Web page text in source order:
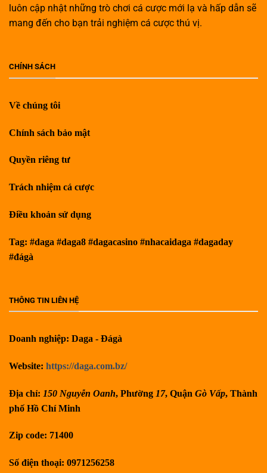
luôn cập nhật những trò chơi cá cược mới lạ và hấp dẫn sẽ
mang đến cho bạn trải nghiệm cá cược thú vị.
CHÍNH SÁCH
Về chúng tôi
Chính sách bảo mật
Quyền riêng tư
Trách nhiệm cá cược
Điều khoản sử dụng
Tag: #daga #daga8 #dagacasino #nhacaidaga #dagaday
#đágà
THÔNG TIN LIÊN HỆ
Doanh nghiệp: Daga - Đágà
Website: https://daga.com.bz/
Địa chỉ: 150 Nguyễn Oanh, Phường 17, Quận Gò Vấp, Thành
phố Hồ Chí Minh
Zip code: 71400
Số điện thoại: 0971256258